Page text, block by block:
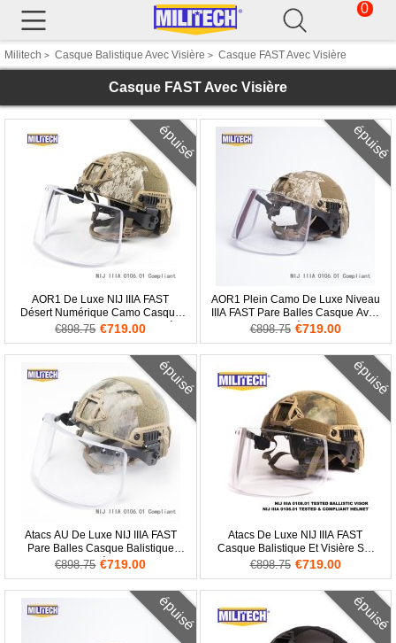
0
Militech > Casque Balistique Avec Visière > Casque FAST Avec Visière
Casque FAST Avec Visière
AOR1 De Luxe NIJ IIIA FAST
Désert Numérique Camo Casque
Balistique Avec Pare Balles Visière
€898.75 €719.00
épuisé
AOR1 Plein Camo De Luxe Niveau
IIIA FAST Pare Balles Casque Avec
Visière
€898.75 €719.00
épuisé
Atacs AU De Luxe NIJ IIIA FAST
Pare Balles Casque Balistique
Visière
€898.75 €719.00
épuisé
Atacs De Luxe NIJ IIIA FAST
Casque Balistique Et Visière Set
Deal Des Bois Camo
€898.75 €719.00
épuisé
épuisé épuisé